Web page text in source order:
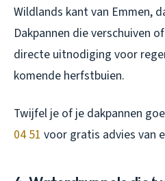
Wildlands kant van Emmen,
Dakpannen die verschuiven
directe uitnodiging voor
komende herfstbuien.
Twijfel je of je dakpannen
04 51 voor gratis advies van